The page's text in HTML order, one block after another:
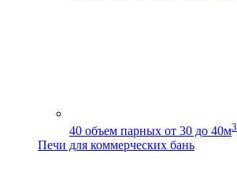
40 объем парных от 30 до 40м3
Печи для коммерческих бань